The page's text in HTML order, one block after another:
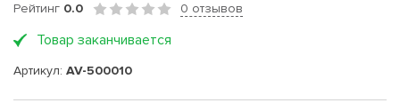
Рейтинг 0.0 0 отзывов
Товар заканчивается
Артикул: AV-500010